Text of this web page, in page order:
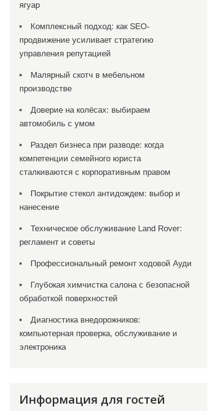
ягуар
Комплексный подход: как SEO-
продвижение усиливает стратегию
управления репутацией
Малярный скотч в мебельном
производстве
Доверие на колёсах: выбираем
автомобиль с умом
Раздел бизнеса при разводе: когда
компетенции семейного юриста
сталкиваются с корпоративным правом
Покрытие стекол антидождем: выбор и
нанесение
Техническое обслуживание Land Rover:
регламент и советы
Профессиональный ремонт ходовой Ауди
Глубокая химчистка салона с безопасной
обработкой поверхностей
Диагностика внедорожников:
компьютерная проверка, обслуживание и
электроника
Информация для гостей